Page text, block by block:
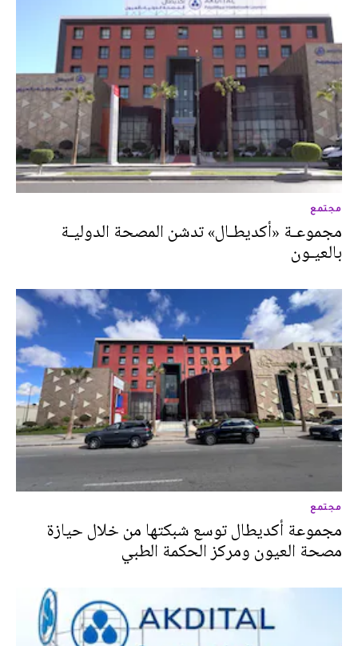
مجتمع
مجموعـة «أكديطـال» تدشن المصحة الدوليـة
بالعيـون
مجتمع
مجموعة أكديطال توسع شبكتها من خلال حيازة
مصحة العيون ومركز الحكمة الطبي